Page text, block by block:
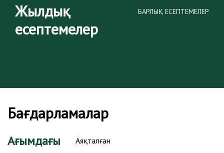
Жылдық
есептемелер
БАРЛЫҚ ЕСЕПТЕМЕЛЕР
Бағдарламалар
Ағымдағы Аяқталған